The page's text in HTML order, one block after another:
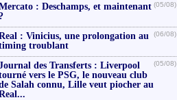
: Deschamps, et maintenant (05/08)
: Vinicius, une prolongation au
troublant
(06/08)
des Transferts : Liverpool
vers le PSG, le nouveau club
Salah connu, Lille veut piocher au
(05/08)